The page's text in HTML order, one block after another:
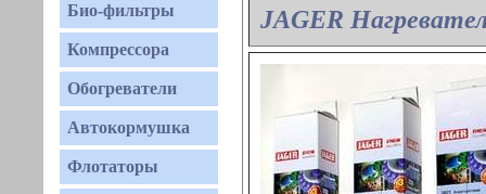
Био-фильтры
Компрессора
Обогреватели
Автокормушка
Флотаторы
JAGER